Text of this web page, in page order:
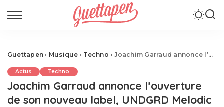
Guettapen › Musique › Techno › Joachim Garraud annonce l’ouverture de son nouveau label, UNDGRD Melodic
Actus Techno
Joachim Garraud annonce l’ouverture
de son nouveau label, UNDGRD Melodic